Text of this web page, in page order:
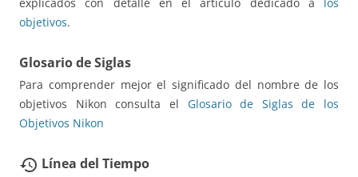
explicados con detalle en el artículo dedicado a los
objetivos.
Glosario de Siglas
Para comprender mejor el significado del nombre de los
objetivos Nikon consulta el Glosario de Siglas de los
Objetivos Nikon
restore Línea del Tiempo